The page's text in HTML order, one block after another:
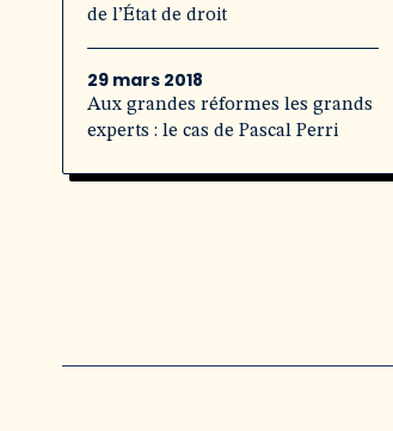
de l’État de droit
29 mars 2018
Aux grandes réformes les grands
experts : le cas de Pascal Perri